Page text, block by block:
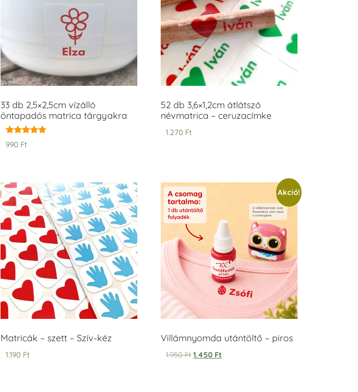
33 db 2,5×2,5cm vízálló
öntapadós matrica tárgyakra
Értékelés:
5.00
990 Ft
52 db 3,6×1,2cm átlátszó
névmatrica – ceruzacímke
1.270 Ft
Matricák – szett – Szív-kéz
1.190 Ft
Akció!
Villámnyomda utántöltő – piros
1.950Ft 1.450 Ft